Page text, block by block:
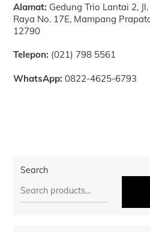
Alamat: Gedung Trio Lantai 2,
Raya No. 17E, Mampang
12790
Telepon: (021) 798 5561
WhatsApp: 0822-4625-6793
Search